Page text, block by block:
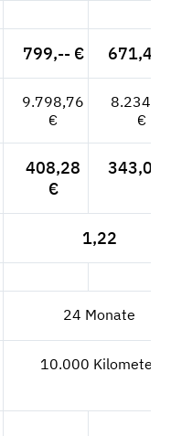
799,-- € 671,43 €
9.798,76
€
8.234,25
€
408,28
€
343,09 €
1,22
24 Monate
10.000 Kilometer